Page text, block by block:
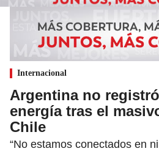
Internacional
Argentina no
energía tras el
Chile
“No estamos conectados en